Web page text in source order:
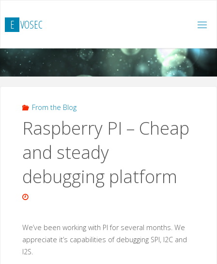
contenido
E VOSEC
From the Blog
Raspberry PI – Cheap
and steady
debugging platform
We’ve been working with PI for several months. We
appreciate it’s capabilities of debugging SPI, I2C and
I2S.